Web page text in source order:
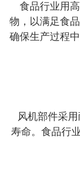
食品行业用
物，以满足食
确保生产过程
风机部件采
寿命。食品行